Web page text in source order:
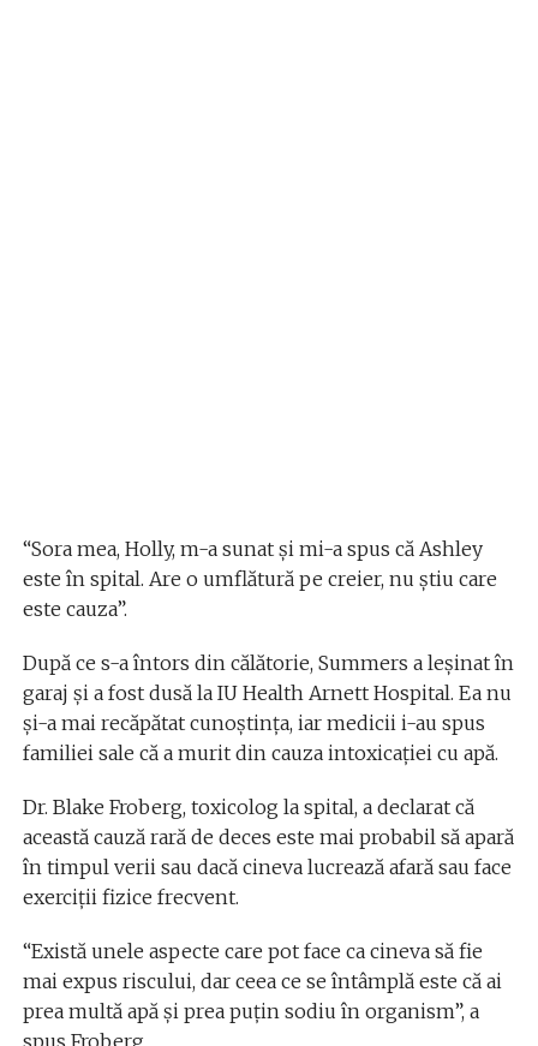
“Sora mea, Holly, m-a sunat și mi-a spus că Ashley
este în spital. Are o umflătură pe creier, nu știu care
este cauza”.
După ce s-a întors din călătorie, Summers a leșinat în
garaj și a fost dusă la IU Health Arnett Hospital. Ea nu
și-a mai recăpătat cunoștința, iar medicii i-au spus
familiei sale că a murit din cauza intoxicației cu apă.
Dr. Blake Froberg, toxicolog la spital, a declarat că
această cauză rară de deces este mai probabil să apară
în timpul verii sau dacă cineva lucrează afară sau face
exerciții fizice frecvent.
“Există unele aspecte care pot face ca cineva să fie
mai expus riscului, dar ceea ce se întâmplă este că ai
prea multă apă și prea puțin sodiu în organism”, a
spus Froberg.